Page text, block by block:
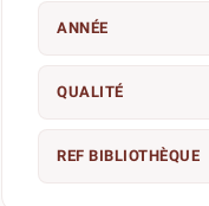
ANNÉE
QUALITÉ
REF BIBLIOTHÈQUE